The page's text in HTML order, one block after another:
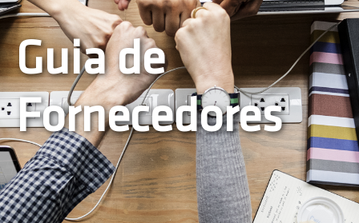
Guia de
Fornecedores